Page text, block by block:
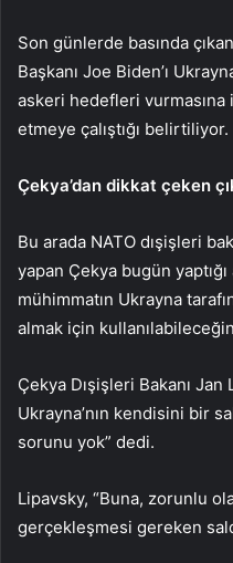
Son günlerde basında
Başkanı Joe Biden’ı
askeri hedefleri
etmeye çalıştığı belirtiliyor.
Çekya’dan dikkat çeken
Bu arada NATO dışişleri
yapan Çekya bugün
mühimmatın Ukrayna
almak için
Çekya Dışişleri Bakanı Jan
Ukrayna’nın kendisini bir
sorunu yok” dedi.
Lipavsky, “Buna, zorunlu
gerçekleşmesi gereken